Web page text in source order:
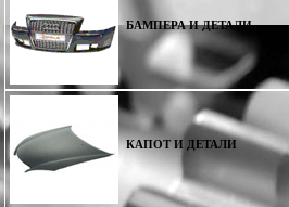
БАМПЕРА И ДЕТАЛИ
КАПОТ И ДЕТАЛИ